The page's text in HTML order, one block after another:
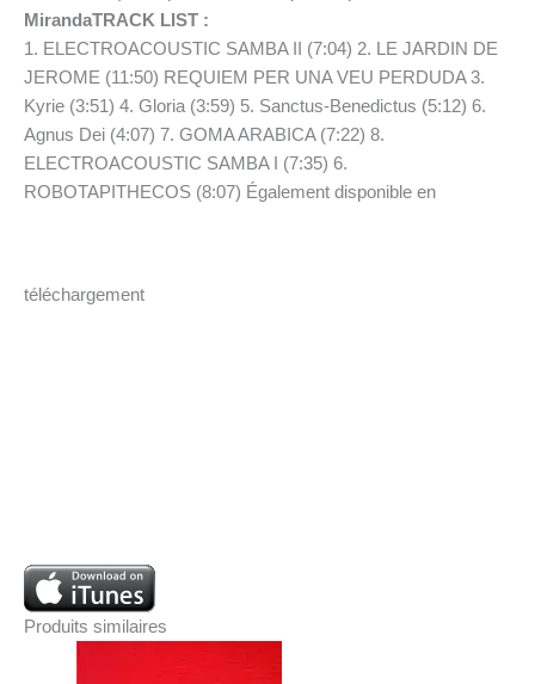
MirandaTRACK LIST :
1. ELECTROACOUSTIC SAMBA II (7:04) 2. LE JARDIN DE
JEROME (11:50) REQUIEM PER UNA VEU PERDUDA 3.
Kyrie (3:51) 4. Gloria (3:59) 5. Sanctus-Benedictus (5:12) 6.
Agnus Dei (4:07) 7. GOMA ARABICA (7:22) 8.
ELECTROACOUSTIC SAMBA I (7:35) 6.
ROBOTAPITHECOS (8:07) Également disponible en
téléchargement
Produits similaires